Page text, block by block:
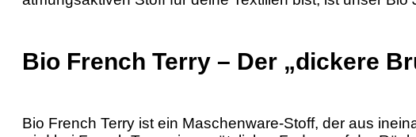
Bio French Terry – Der „dickere
Bio French Terry ist ein Maschenware-Stoff, der aus